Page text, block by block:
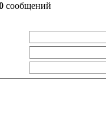
сообщений